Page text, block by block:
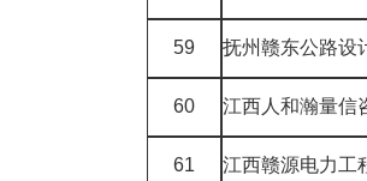
59 抚州赣东公路设
60 江西人和瀚量信
61 江西赣源电力工